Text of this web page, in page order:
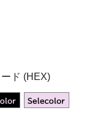
ド (HEX)